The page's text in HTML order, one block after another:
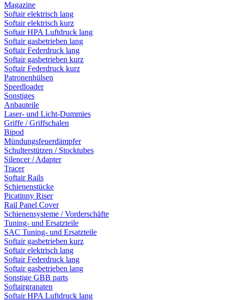
Magazine
Softair elektrisch lang
Softair elektrisch kurz
Softair HPA Luftdruck lang
Softair gasbetrieben lang
Softair Federdruck lang
Softair gasbetrieben kurz
Softair Federdruck kurz
Patronenhülsen
Speedloader
Sonstiges
Anbauteile
Laser- und Licht-Dummies
Griffe / Griffschalen
Bipod
Mündungsfeuerdämpfer
Schulterstützen / Stocktubes
Silencer / Adapter
Tracer
Softair Rails
Schienenstücke
Picatinny Riser
Rail Panel Cover
Schienensysteme / Vorderschäfte
Tuning- und Ersatzteile
SAC Tuning- und Ersatzteile
Softair gasbetrieben kurz
Softair elektrisch lang
Softair Federdruck lang
Softair gasbetrieben lang
Sonstige GBB parts
Softairgranaten
Softair HPA Luftdruck lang